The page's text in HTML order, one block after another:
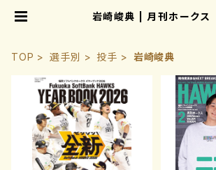
岩崎峻典 | 月刊ホークス
TOP 選手別 投手 岩崎峻典